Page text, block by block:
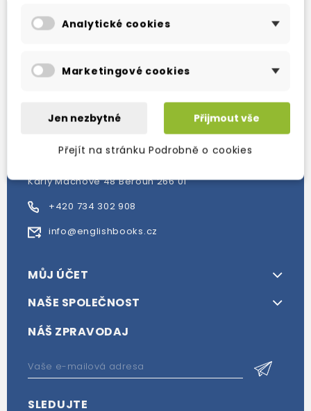
Internetové a kamenné knihkupectví se sídlem v
Berouně. Specializuje se na prodej materiálů
Karly Machové 48 Beroun 266 01
+420 734 302 908
info@englishbooks.cz
MŮJ ÚČET
NAŠE SPOLEČNOST
NÁŠ ZPRAVODAJ
SLEDUJTE
Analytické cookies
Marketingové cookies
Jen nezbytné Přijmout vše
Přejít na stránku Podrobně o cookies